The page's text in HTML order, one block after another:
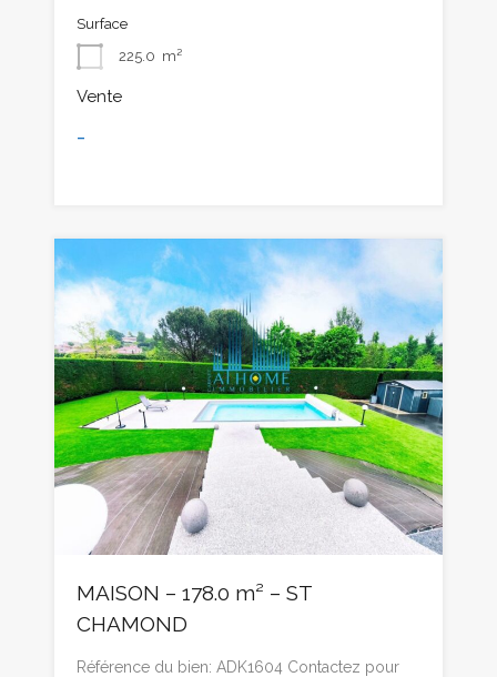
Surface
225.0 m²
Vente
-
MAISON – 178.0 m² – ST
CHAMOND
Référence du bien: ADK1604 Contactez pour